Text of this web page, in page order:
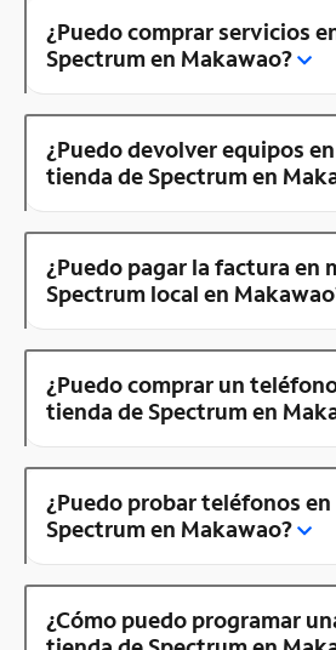
¿Puedo comprar servicios
Spectrum en Makawao?
¿Puedo devolver equipos
tienda de Spectrum en
¿Puedo pagar la factura en
Spectrum local en
¿Puedo comprar un
tienda de Spectrum en
¿Puedo probar teléfonos
Spectrum en Makawao?
¿Cómo puedo programar